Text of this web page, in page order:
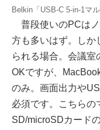
Belkin「USB-C 5-in-1マ
普段使いのPCはノ
方も多いはず。しか
られる場合。会議
OKですが、
のみ。画面出力や
必須です。こちらの
SD/microSDカード